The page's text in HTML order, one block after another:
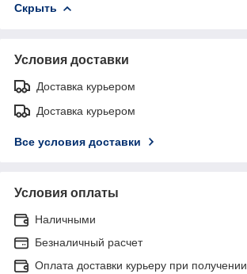
Скрыть
Условия доставки
Доставка курьером
Доставка курьером
Все условия доставки
Условия оплаты
Наличными
Безналичный расчет
Оплата доставки курьеру при получении